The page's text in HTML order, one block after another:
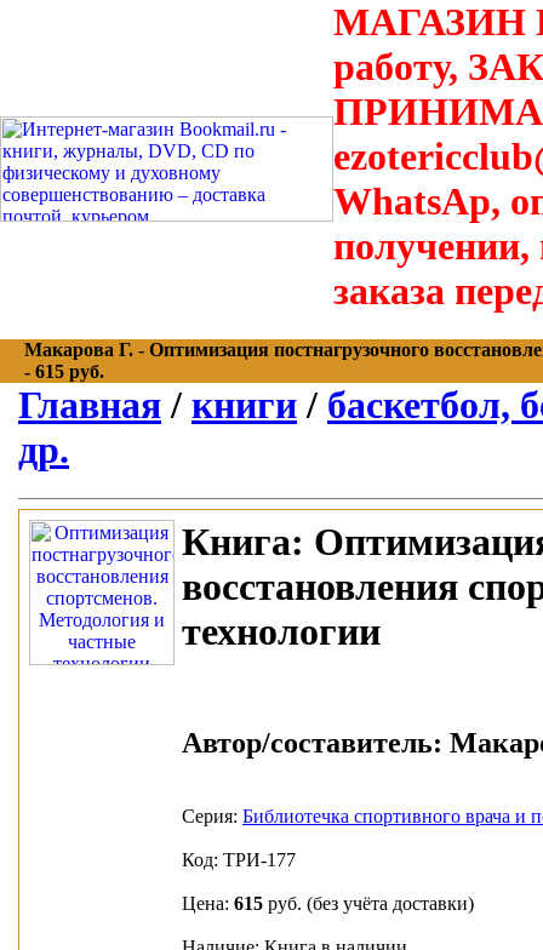
МАГАЗИН
работу,
WhatsAp,
получении,
заказа
Макарова Г. - Оптимизация постнагрузочного
- 615 руб.
Главная / книги / баскетбол,
др.
Книга:
восстановления
технологии
Автор/составитель:
Серия: Библиотечка спортивного врача и
Код: ТРИ-177
Цена: 615 руб. (без учёта доставки)